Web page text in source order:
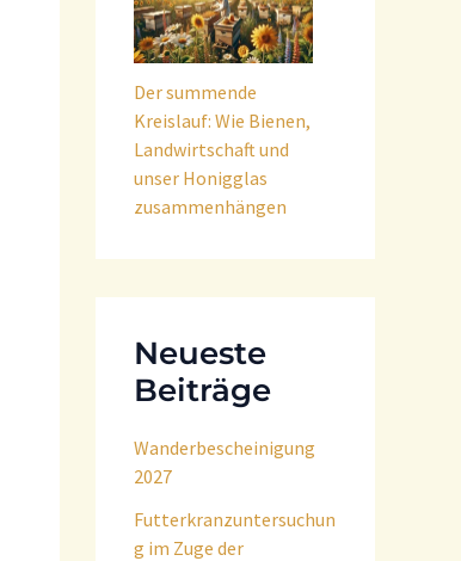
Der summende
Kreislauf: Wie Bienen,
Landwirtschaft und
unser Honigglas
zusammenhängen
Neueste
Beiträge
Wanderbescheinigung
2027
Futterkranzuntersuchun
g im Zuge der